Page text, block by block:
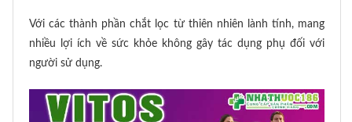
Với các thành phần chắt lọc từ thiên nhiên lành tính, mang
nhiều lợi ích về sức khỏe không gây tác dụng phụ đối với
người sử dụng.